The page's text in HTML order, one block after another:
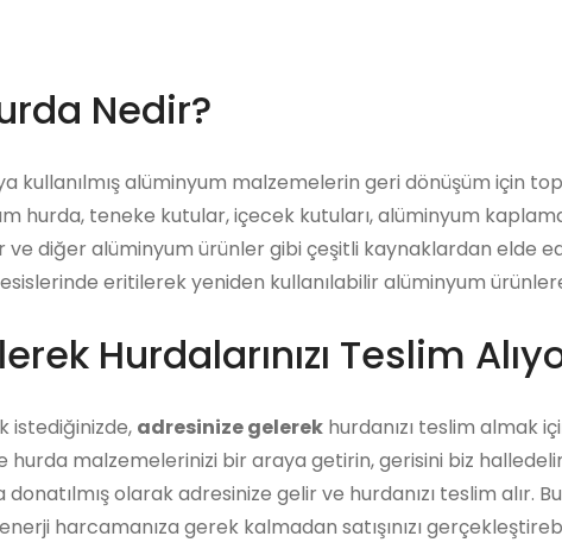
Nedir?
kullanılmış alüminyum malzemelerin geri dönüşüm için
hurda, teneke kutular, içecek kutuları, alüminyum
diğer alüminyum ürünler gibi çeşitli kaynaklardan elde
eritilerek yeniden kullanılabilir alüminyum
Hurdalarınızı Teslim
istediğinizde, adresinize gelerek hurdanızı teslim almak
hurda malzemelerinizi bir araya getirin, gerisini biz
olarak adresinize gelir ve hurdanızı teslim alır. Bu
harcamanıza gerek kalmadan satışınızı